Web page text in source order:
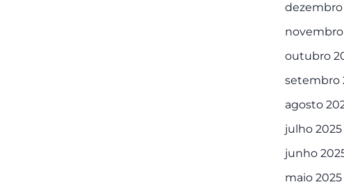
dezembro
novembro
outubro
setembro
agosto
julho 2025
junho
maio 2025